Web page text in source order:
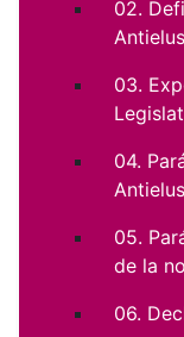
02.
03.
04.
05.
de la
06.